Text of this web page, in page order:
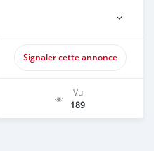
Signaler cette annonce
Vu
189